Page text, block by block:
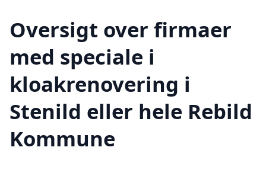
Oversigt over firmaer
med speciale i
kloakrenovering i
Stenild eller hele Rebild
Kommune